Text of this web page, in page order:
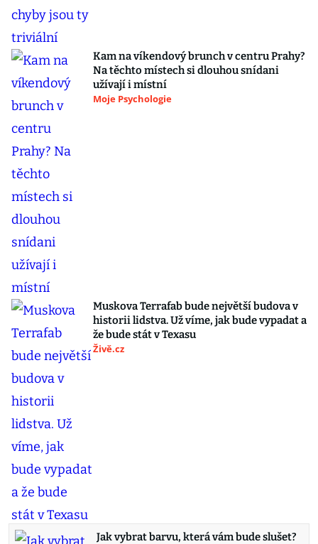
Kam na víkendový brunch v centru Prahy?
Na těchto místech si dlouhou snídani
užívají i místní
Moje Psychologie
Muskova Terrafab bude největší budova v
historii lidstva. Už víme, jak bude vypadat a
že bude stát v Texasu
Živě.cz
Jak vybrat barvu, která vám bude slušet?